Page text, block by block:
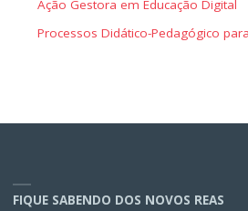
Ação Gestora em Educação Digital
Processos Didático-Pedagógico
FIQUE SABENDO DOS NOVOS REAS